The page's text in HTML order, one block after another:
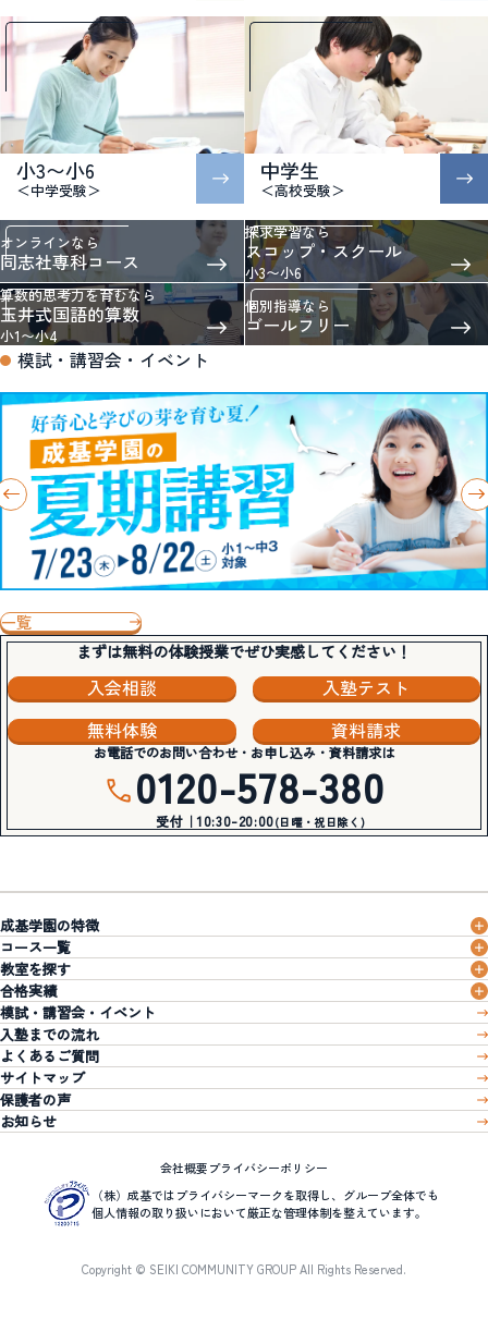
小3〜小6
＜中学受験＞
中学生
＜高校受験＞
オンラインなら
同志社専科コース
探求学習なら
スコップ・スクール
小3〜小6
算数的思考力を育むなら
玉井式国語的算数
小1〜小4
個別指導なら
ゴールフリー
模試・講習会・イベント
一覧
まずは無料の体験授業でぜひ実感してください！
入会相談
入塾テスト
無料体験
資料請求
お電話でのお問い合わせ・お申し込み・資料請求は
0120-578-380
受付｜10:30-20:00(日曜・祝日除く)
成基学園の特徴
コース一覧
教室を探す
合格実績
模試・講習会・イベント
入塾までの流れ
よくあるご質問
サイトマップ
保護者の声
お知らせ
会社概要プライバシーポリシー
（株）成基ではプライバシーマークを取得し、グループ全体でも
個人情報の取り扱いにおいて厳正な管理体制を整えています。
Copyright © SEIKI COMMUNITY GROUP All Rights Reserved.